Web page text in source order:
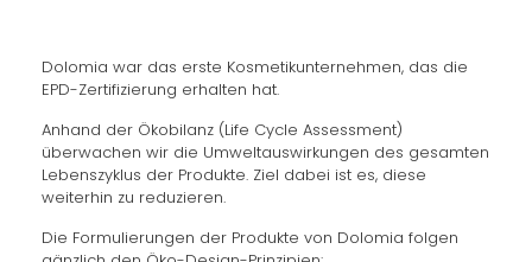
Dolomia war das erste Kosmetikunternehmen, das die
EPD-Zertifizierung erhalten hat.
Anhand der Ökobilanz (Life Cycle Assessment)
überwachen wir die Umweltauswirkungen des gesamten
Lebenszyklus der Produkte. Ziel dabei ist es, diese
weiterhin zu reduzieren.
Die Formulierungen der Produkte von Dolomia folgen